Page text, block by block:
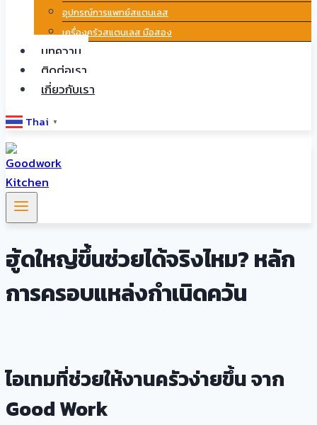
อุปกรณ์การแพทย์สแตนเลส
เครื่องครัวสแตนเลส มือสอง
บทความ
ติดต่อเรา
เกี่ยวกับเรา
Thai ▼
ฮู้ดใหญ่ขึ้นช่วยได้จริงไหม? หลัก
การครอบแหล่งกำเนิดควัน
ไอเทมที่ช่วยให้งานครัวง่ายขึ้น จาก
Good Work